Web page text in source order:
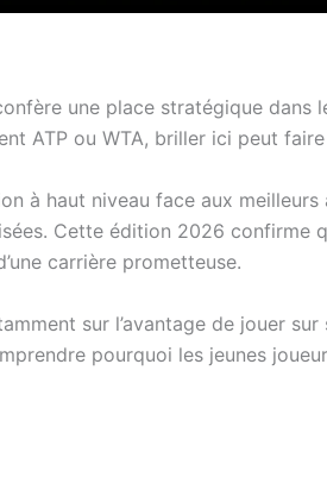
une place stratégique dans
ATP ou WTA, briller ici peut
à haut niveau face aux meilleurs
Cette édition 2026 confirme
carrière prometteuse.
sur l’avantage de jouer
pourquoi les jeunes